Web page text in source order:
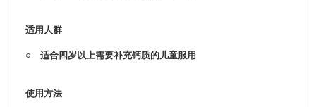
适用人群
○ 适合四岁以上需要补充钙质的儿童服用
使用方法